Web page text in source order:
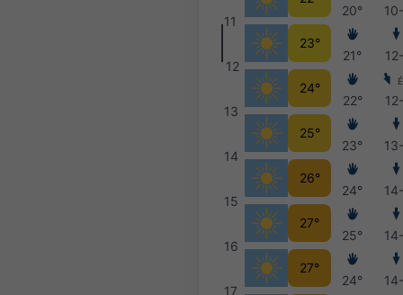
11
12
13
14
15
16
17
23°
24°
25°
26°
27°
27°
20°
21°
22°
23°
24°
25°
24°